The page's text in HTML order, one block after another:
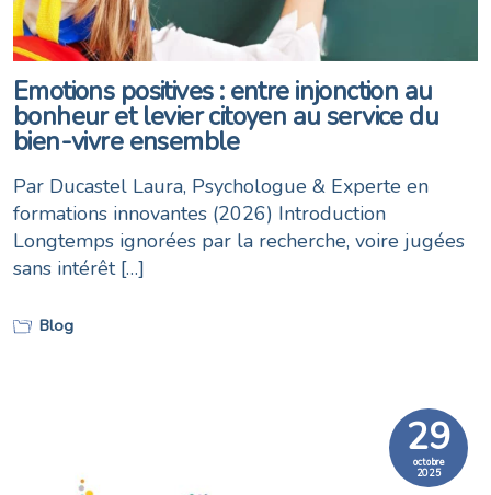
Emotions positives : entre injonction au
bonheur et levier citoyen au service du
bien-vivre ensemble
Par Ducastel Laura, Psychologue & Experte en
formations innovantes (2026) Introduction
Longtemps ignorées par la recherche, voire jugées
sans intérêt […]
Blog
29
octobre
2025